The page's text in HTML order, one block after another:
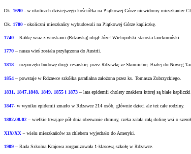
Ok. 1690 - w okolicach dzisiejszego kościółka na Piątkowej Górze niewidomy mieszkaniec
Ok. 1700 - okoliczni mieszkańcy wybudowali na Piątkowej Górze kapliczkę.
1740 – Rabkę wraz z wioskami (Rdzawką) objął Józef Wielopolski starosta lanckoroński.
1770 – nasza wieś została przyłączona do Austrii.
1818 – rozpoczęto budowę drogi cesarskiej przez Rdzawkę ze Skomielnej Białej do Noweg
1854 – powstaje w Rdzawce szkółka parafialna założona przez ks. Tomasza Zubrzyckiego.
1831, 1847,1848, 1849, 1855 i 1873 – lata epidemii cholery znakiem której są białe kapliczki
1847- w wyniku epidemii zmarło w Rdzawce 214 osób, głównie dzieci ale też całe rodziny.
1882.08.02 – wielkie trwające pół dnia oberwanie chmury, rzeka zalała całą dolinę wsi o
XIX/XX – wielu mieszkańców za chlebem wyjechało do Ameryki.
1909 – Rada Szkolna Krajowa zorganizowała 1-klasową szkołę w Rdzawce.